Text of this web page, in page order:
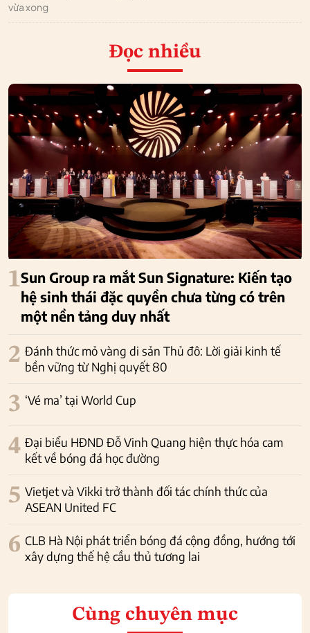
vừa xong
Đọc nhiều
1Sun Group ra mắt Sun Signature: Kiến tạo
hệ sinh thái đặc quyền chưa từng có trên
một nền tảng duy nhất
2 Đánh thức mỏ vàng di sản Thủ đô: Lời giải kinh tế
bền vững từ Nghị quyết 80
3 ‘Vé ma’ tại World Cup
4 Đại biểu HĐND Đỗ Vinh Quang hiện thực hóa cam
kết về bóng đá học đường
5 Vietjet và Vikki trở thành đối tác chính thức của
ASEAN United FC
6 CLB Hà Nội phát triển bóng đá cộng đồng, hướng tới
xây dựng thế hệ cầu thủ tương lai
Cùng chuyên mục